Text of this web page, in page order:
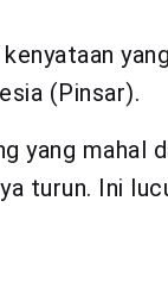
(Pinsar).
yang mahal
turun. Ini